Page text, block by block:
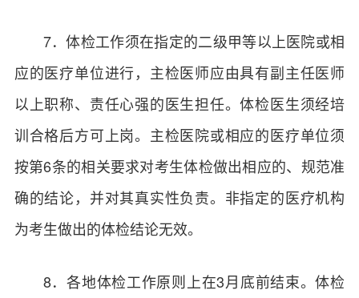
7．体检工作须在指定的二级甲等以上医院或相
应的医疗单位进行，主检医师应由具有副主任医师
以上职称、责任心强的医生担任。体检医生须经培
训合格后方可上岗。主检医院或相应的医疗单位须
按第6条的相关要求对考生体检做出相应的、规范准
确的结论，并对其真实性负责。非指定的医疗机构
为考生做出的体检结论无效。
8．各地体检工作原则上在3月底前结束。体检